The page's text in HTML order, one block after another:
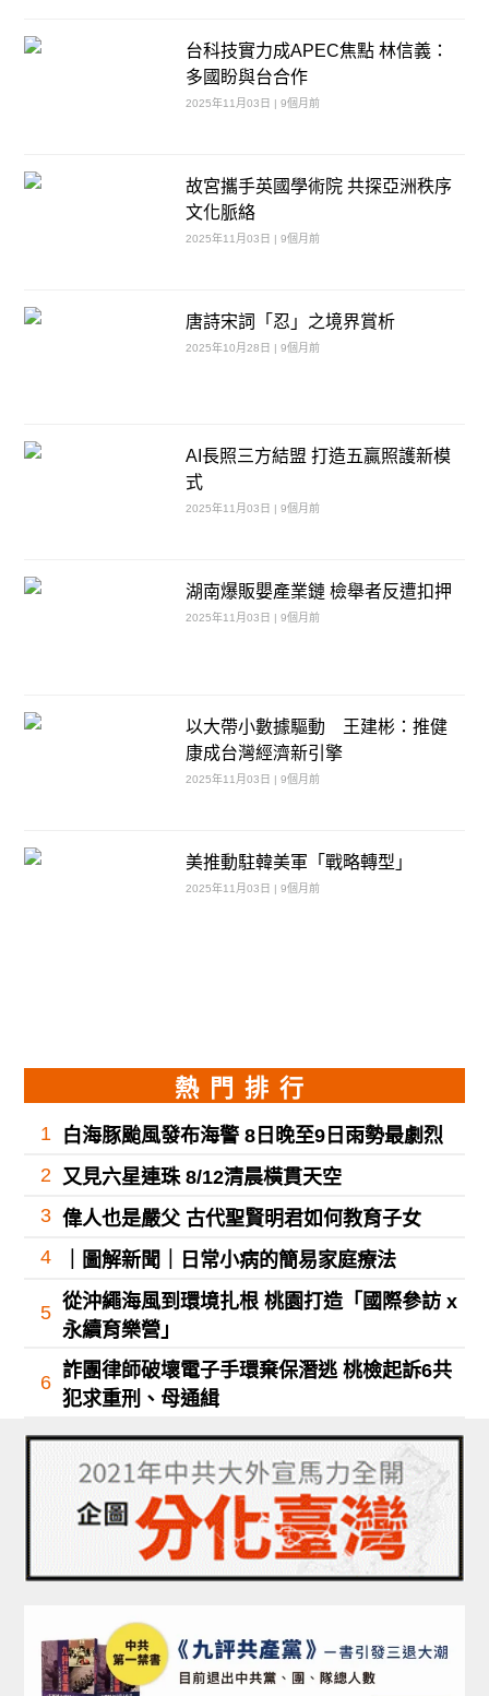
台科技實力成APEC焦點 林信義：
多國盼與台合作
2025年11月03日 | 9個月前
故宮攜手英國學術院 共探亞洲秩序
文化脈絡
2025年11月03日 | 9個月前
唐詩宋詞「忍」之境界賞析
2025年10月28日 | 9個月前
AI長照三方結盟 打造五贏照護新模
式
2025年11月03日 | 9個月前
湖南爆販嬰產業鏈 檢舉者反遭扣押
2025年11月03日 | 9個月前
以大帶小數據驅動 王建彬：推健
康成台灣經濟新引擎
2025年11月03日 | 9個月前
美推動駐韓美軍「戰略轉型」
2025年11月03日 | 9個月前
熱門排行
1
白海豚颱風發布海警 8日晚至9日雨勢最劇烈
2 又見六星連珠 8/12清晨橫貫天空
3 偉人也是嚴父 古代聖賢明君如何教育子女
4
｜圖解新聞｜日常小病的簡易家庭療法
5
從沖繩海風到環境扎根 桃園打造「國際參訪 x
永續育樂營」
6
詐團律師破壞電子手環棄保潛逃 桃檢起訴6共
犯求重刑、母通緝